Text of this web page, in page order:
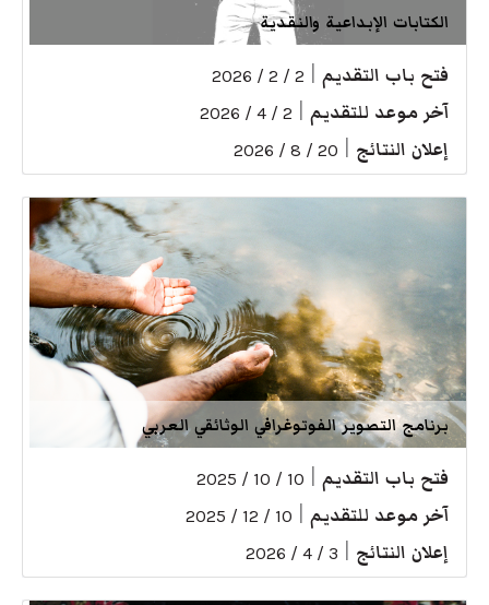
الكتابات الإبداعية والنقدية
فتح باب التقديم 2 / 2 / 2026
آخر موعد للتقديم 2 / 4 / 2026
إعلان النتائج 20 / 8 / 2026
برنامج التصوير الفوتوغرافي الوثائقي العربي
فتح باب التقديم 10 / 10 / 2025
آخر موعد للتقديم 10 / 12 / 2025
إعلان النتائج 3 / 4 / 2026